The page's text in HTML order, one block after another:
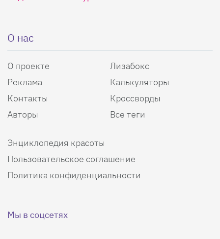
О нас
О проекте
Реклама
Контакты
Авторы
Лизабокс
Калькуляторы
Кроссворды
Все теги
Энциклопедия красоты
Пользовательское соглашение
Политика конфиденциальности
Мы в соцсетях